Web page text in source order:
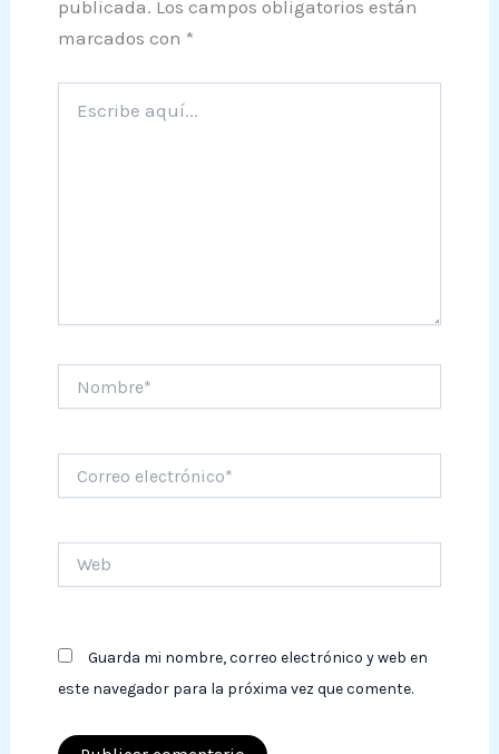
publicada. Los campos obligatorios están
marcados con *
aquí...
electrónico*
Guarda mi nombre, correo electrónico y web en
este navegador para la próxima vez que comente.